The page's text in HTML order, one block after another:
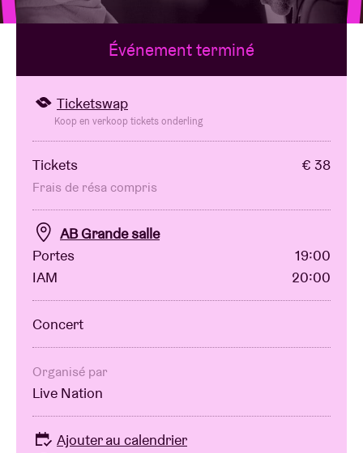
Location de salles
BRDCST
Chèque-concert
À propos de l'AB
Événement terminé
Ticketswap
Koop en verkoop tickets onderling
Tickets € 38
Frais de résa compris
AB Grande salle
Portes
19:00
IAM
20:00
Concert
Organisé par
Live Nation
Ajouter au calendrier